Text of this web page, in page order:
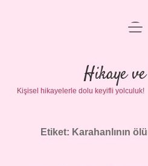
Gizlilik
Yasal
Hikaye
Kişisel hikayelerle dolu keyifli yolculuk!
Etiket: Karahanlının